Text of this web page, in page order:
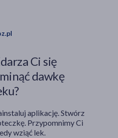
Ci się
dawkę
aplikację. Stwórz
Przypomnimy Ci
wziąć lek.